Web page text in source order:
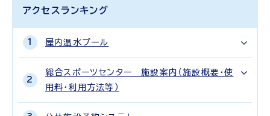
アクセスランキング
屋内温水プール
総合スポーツセンター 施設案内（施設概要・使
用料・利用方法等）